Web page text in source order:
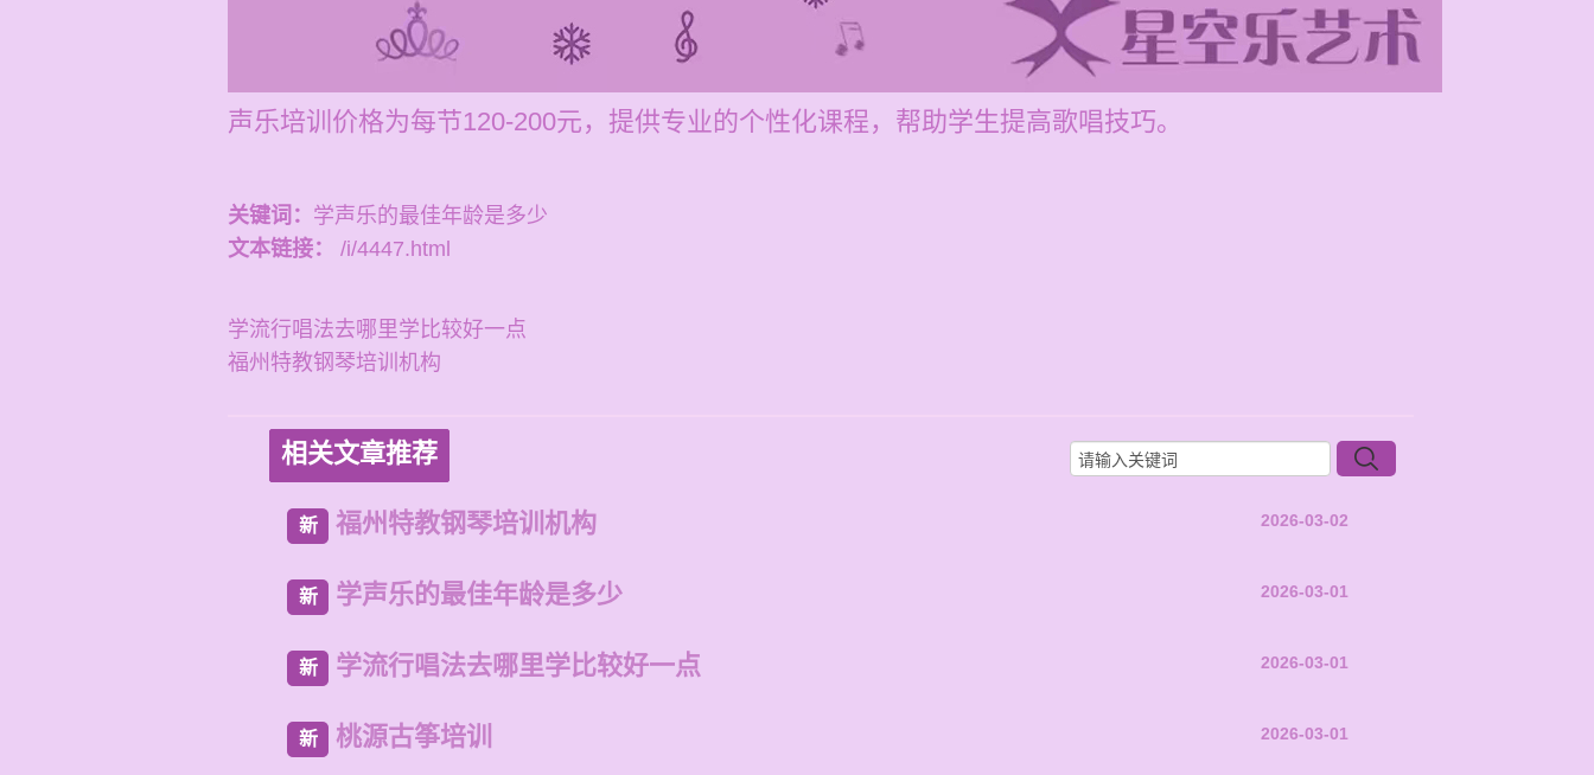
声乐培训价格为每节120-200元，提供专业的个性化课程，帮助学生提高歌唱技巧。
关键词： 学声乐的最佳年龄是多少
文本链接：
/i/4447.html
学流行唱法去哪里学比较好一点
福州特教钢琴培训机构
相关文章推荐
新 福州特教钢琴培训机构 2026-03-02
新 学声乐的最佳年龄是多少 2026-03-01
新 学流行唱法去哪里学比较好一点 2026-03-01
新 桃源古筝培训 2026-03-01